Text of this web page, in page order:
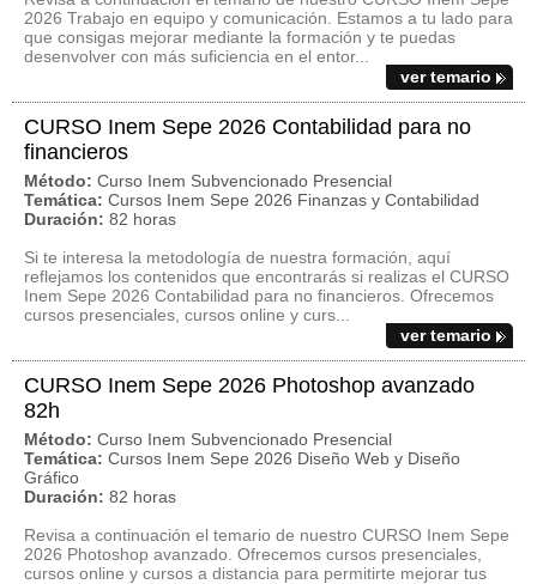
2026 Trabajo en equipo y comunicación. Estamos a tu lado para
que consigas mejorar mediante la formación y te puedas
desenvolver con más suficiencia en el entor...
ver temario
CURSO Inem Sepe 2026 Contabilidad para no
financieros
Método: Curso Inem Subvencionado Presencial
Temática: Cursos Inem Sepe 2026 Finanzas y Contabilidad
Duración: 82 horas
Si te interesa la metodología de nuestra formación, aquí
reflejamos los contenidos que encontrarás si realizas el CURSO
Inem Sepe 2026 Contabilidad para no financieros. Ofrecemos
cursos presenciales, cursos online y curs...
ver temario
CURSO Inem Sepe 2026 Photoshop avanzado
82h
Método: Curso Inem Subvencionado Presencial
Temática: Cursos Inem Sepe 2026 Diseño Web y Diseño
Gráfico
Duración: 82 horas
Revisa a continuación el temario de nuestro CURSO Inem Sepe
2026 Photoshop avanzado. Ofrecemos cursos presenciales,
cursos online y cursos a distancia para permitirte mejorar tus